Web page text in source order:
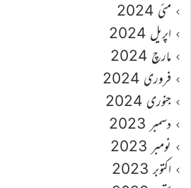
مئی 2024
اپریل 2024
مارچ 2024
فروری 2024
جنوری 2024
دسمبر 2023
نومبر 2023
اکتوبر 2023